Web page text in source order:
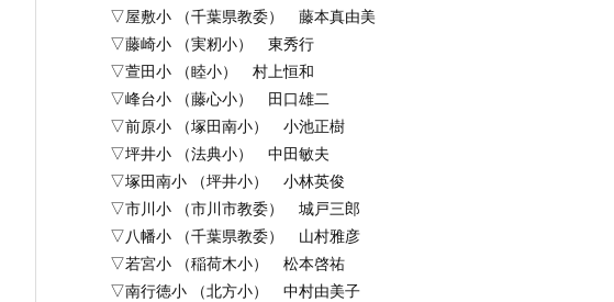
▽屋敷小 （千葉県教委） 藤本真由美
▽藤崎小 （実籾小） 東秀行
▽萱田小 （睦小） 村上恒和
▽峰台小 （藤心小） 田口雄二
▽前原小 （塚田南小） 小池正樹
▽坪井小 （法典小） 中田敏夫
▽塚田南小 （坪井小） 小林英俊
▽市川小 （市川市教委） 城戸三郎
▽八幡小 （千葉県教委） 山村雅彦
▽若宮小 （稲荷木小） 松本啓祐
▽南行徳小 （北方小） 中村由美子